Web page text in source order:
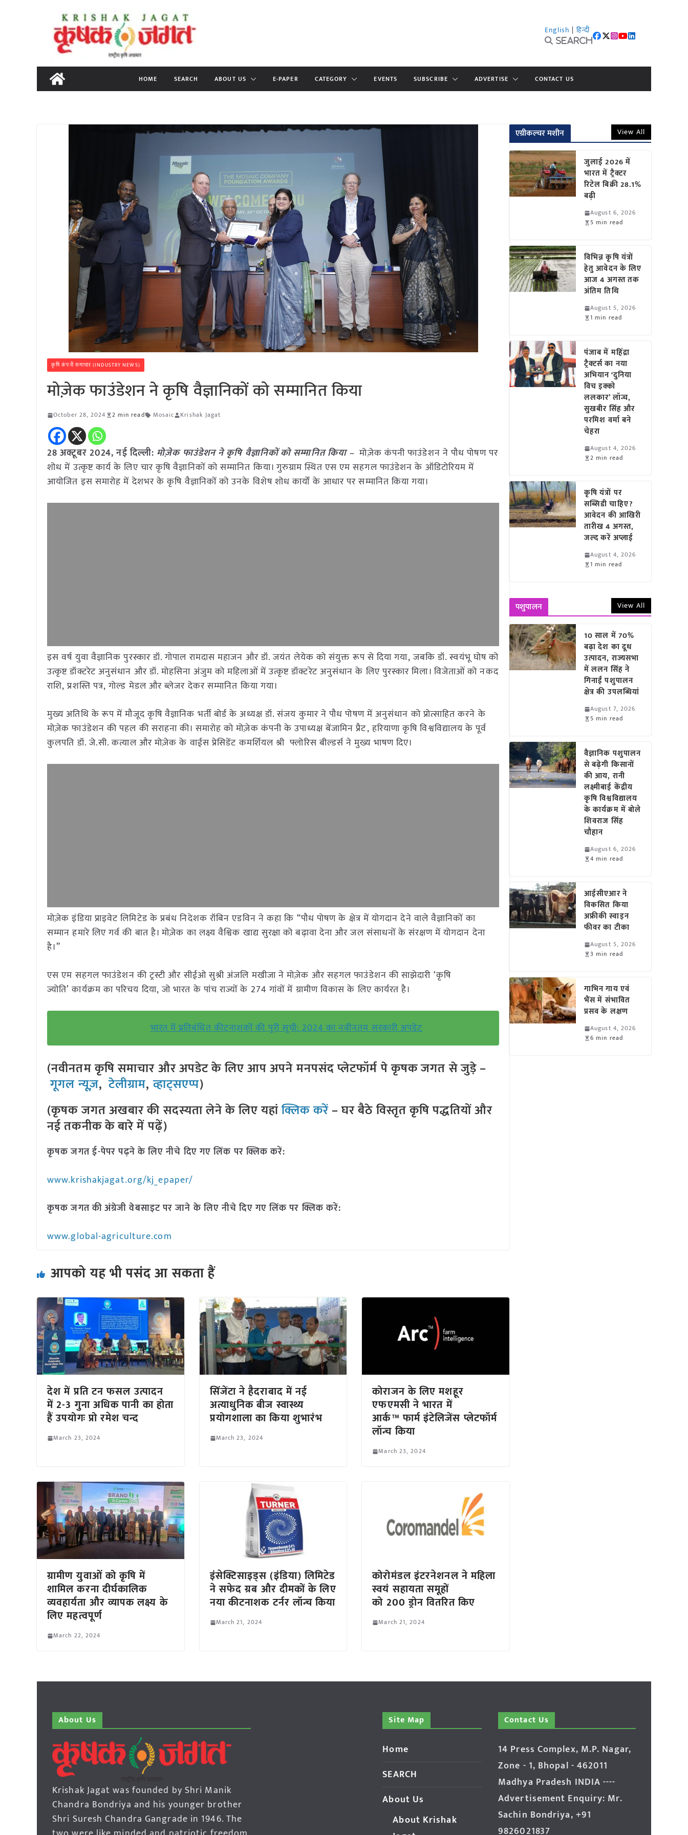
content
English | हिन्दी
Search
HOME SEARCH ABOUT US E-PAPER CATEGORY EVENTS SUBSCRIBE ADVERTISE CONTACT US
कृषि कंपनी समाचार (INDUSTRY NEWS)
मोज़ेक फाउंडेशन ने कृषि वैज्ञानिकों को सम्मानित किया
October 28, 2024 2 min read Mosaic Krishak Jagat
28 अक्टूबर 2024, नई दिल्ली: मोज़ेक फाउंडेशन ने कृषि वैज्ञानिकों को सम्मानित किया – मोज़ेक कंपनी फाउंडेशन ने पौध पोषण पर
शोध में उत्कृष्ट कार्य के लिए चार कृषि वैज्ञानिकों को सम्मानित किया। गुरुग्राम स्थित एस एम सहगल फाउंडेशन के ऑडिटोरियम में
आयोजित इस समारोह में देशभर के कृषि वैज्ञानिकों को उनके विशेष शोध कार्यों के आधार पर सम्मानित किया गया।
इस वर्ष युवा वैज्ञानिक पुरस्कार डॉ. गोपाल रामदास महाजन और डॉ. जयंत लेयेक को संयुक्त रूप से दिया गया, जबकि डॉ. स्वयंभू घोष को
उत्कृष्ट डॉक्टरेट अनुसंधान और डॉ. मोहसिना अंजुम को महिलाओं में उत्कृष्ट डॉक्टरेट अनुसंधान के लिए पुरस्कार मिला। विजेताओं को नकद
राशि, प्रशस्ति पत्र, गोल्ड मेडल और ब्लेजर देकर सम्मानित किया गया।
मुख्य अतिथि के रूप में मौजूद कृषि वैज्ञानिक भर्ती बोर्ड के अध्यक्ष डॉ. संजय कुमार ने पौध पोषण में अनुसंधान को प्रोत्साहित करने के
मोज़ेक फाउंडेशन की पहल की सराहना की। समारोह को मोज़ेक कंपनी के उपाध्यक्ष बेंजामिन प्रैट, हरियाणा कृषि विश्वविद्यालय के पूर्व
कुलपति डॉ. जे.सी. कत्याल और मोज़ेक के वाईस प्रेसिडेंट कमर्शियल श्री फ्लोरिस बील्डर्स ने मुख्य भाषण दिए।
मोज़ेक इंडिया प्राइवेट लिमिटेड के प्रबंध निदेशक रॉबिन एडविन ने कहा कि “पौध पोषण के क्षेत्र में योगदान देने वाले वैज्ञानिकों का
सम्मान हमारे लिए गर्व की बात है। मोज़ेक का लक्ष्य वैश्विक खाद्य सुरक्षा को बढ़ावा देना और जल संसाधनों के संरक्षण में योगदान देना
है।”
एस एम सहगल फाउंडेशन की ट्रस्टी और सीईओ सुश्री अंजलि मखीजा ने मोज़ेक और सहगल फाउंडेशन की साझेदारी ‘कृषि
ज्योति’ कार्यक्रम का परिचय दिया, जो भारत के पांच राज्यों के 274 गांवों में ग्रामीण विकास के लिए कार्यरत है।
भारत में प्रतिबंधित कीटनाशकों की पूरी सूची: 2024 का नवीनतम सरकारी अपडेट
(नवीनतम कृषि समाचार और अपडेट के लिए आप अपने मनपसंद प्लेटफॉर्म पे कृषक जगत से जुड़े –
गूगल न्यूज़,टेलीग्राम,व्हाट्सएप्प)
(कृषक जगत अखबार की सदस्यता लेने के लिए यहांक्लिक करें– घर बैठे विस्तृत कृषि पद्धतियों और
नई तकनीक के बारे में पढ़ें)
कृषक जगत ई-पेपर पढ़ने के लिए नीचे दिए गए लिंक पर क्लिक करें:
www.krishakjagat.org/kj_epaper/
कृषक जगत की अंग्रेजी वेबसाइट पर जाने के लिए नीचे दिए गए लिंक पर क्लिक करें:
www.global-agriculture.com
आपको यह भी पसंद आ सकता हैं
देश में प्रति टन फसल उत्पादन
में 2-3 गुना अधिक पानी का होता
हैं उपयोगः प्रो रमेश चन्द
March 23, 2024
सिंजेंटा ने हैदराबाद में नई
अत्याधुनिक बीज स्वास्थ्य
प्रयोगशाला का किया शुभारंभ
March 23, 2024
कोराजन के लिए मशहूर
एफएमसी ने भारत में
आर्क™ फार्म इंटेलिजेंस प्लेटफॉर्म
लॉन्च किया
March 23, 2024
ग्रामीण युवाओं को कृषि में
शामिल करना दीर्घकालिक
व्यवहार्यता और व्यापक लक्ष्य के
लिए महत्वपूर्ण
March 22, 2024
इंसेक्टिसाइड्स (इंडिया) लिमिटेड
ने सफेद ग्रब और दीमकों के लिए
नया कीटनाशक टर्नर लॉन्च किया
March 21, 2024
कोरोमंडल इंटरनेशनल ने महिला
स्वयं सहायता समूहों
को 200 ड्रोन वितरित किए
March 21, 2024
एग्रीकल्चर मशीन View All
जुलाई 2026 में
भारत में ट्रैक्टर
रिटेल बिक्री 28.1%
बढ़ी
August 6, 2026
5 min read
विभिन्न कृषि यंत्रों
हेतु आवेदन के लिए
आज 4 अगस्त तक
अंतिम तिथि
August 5, 2026
1 min read
पंजाब में महिंद्रा
ट्रैक्टर्स का नया
अभियान ‘दुनिया
विच इक्को
ललकार’ लॉन्च,
सुखबीर सिंह और
परमिश वर्मा बने
चेहरा
August 4, 2026
2 min read
कृषि यंत्रों पर
सब्सिडी चाहिए?
आवेदन की आखिरी
तारीख 4 अगस्त,
जल्द करें अप्लाई
August 4, 2026
1 min read
पशुपालन View All
10 साल में 70%
बढ़ा देश का दूध
उत्पादन, राज्यसभा
में ललन सिंह ने
गिनाईं पशुपालन
क्षेत्र की उपलब्धियां
August 7, 2026
5 min read
वैज्ञानिक पशुपालन
से बढ़ेगी किसानों
की आय, रानी
लक्ष्मीबाई केंद्रीय
कृषि विश्वविद्यालय
के कार्यक्रम में बोले
शिवराज सिंह
चौहान
August 6, 2026
4 min read
आईसीएआर ने
विकसित किया
अफ्रीकी स्वाइन
फीवर का टीका
August 5, 2026
3 min read
गाभिन गाय एवं
भैंस में संभावित
प्रसव के लक्षण
August 4, 2026
6 min read
About Us
Krishak Jagat was founded by Shri Manik
Chandra Bondriya and his younger brother
Shri Suresh Chandra Gangrade in 1946. The
Site Map
Home
SEARCH
About Us
About Krishak
Contact Us
14 Press Complex, M.P. Nagar,
Zone - 1, Bhopal - 462011
Madhya Pradesh INDIA ----
Advertisement Enquiry: Mr.
Sachin Bondriya, +91
9826021837